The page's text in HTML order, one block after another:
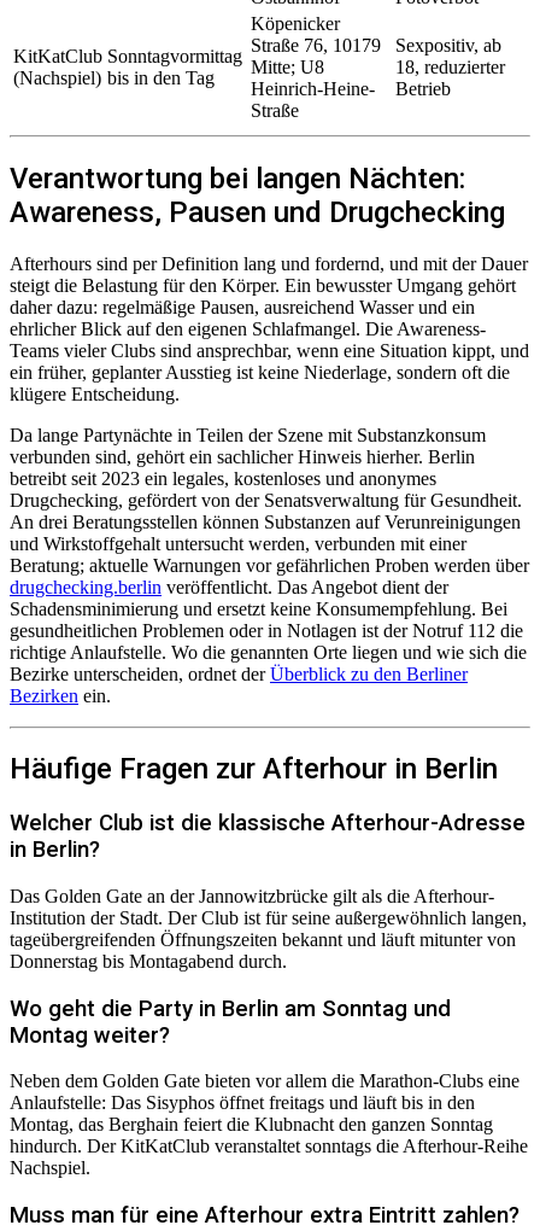
KitKatClub
(Nachspiel)
Sonntagvormittag
bis in den Tag
Köpenicker
Straße 76, 10179
Mitte; U8
Heinrich-Heine-
Straße
Sexpositiv, ab
18, reduzierter
Betrieb
Verantwortung bei langen Nächten:
Awareness, Pausen und Drugchecking
Afterhours sind per Definition lang und fordernd, und mit der Dauer
steigt die Belastung für den Körper. Ein bewusster Umgang gehört
daher dazu: regelmäßige Pausen, ausreichend Wasser und ein
ehrlicher Blick auf den eigenen Schlafmangel. Die Awareness-
Teams vieler Clubs sind ansprechbar, wenn eine Situation kippt, und
ein früher, geplanter Ausstieg ist keine Niederlage, sondern oft die
klügere Entscheidung.
Da lange Partynächte in Teilen der Szene mit Substanzkonsum
verbunden sind, gehört ein sachlicher Hinweis hierher. Berlin
betreibt seit 2023 ein legales, kostenloses und anonymes
Drugchecking, gefördert von der Senatsverwaltung für Gesundheit.
An drei Beratungsstellen können Substanzen auf Verunreinigungen
und Wirkstoffgehalt untersucht werden, verbunden mit einer
Beratung; aktuelle Warnungen vor gefährlichen Proben werden über
drugchecking.berlin veröffentlicht. Das Angebot dient der
Schadensminimierung und ersetzt keine Konsumempfehlung. Bei
gesundheitlichen Problemen oder in Notlagen ist der Notruf 112 die
richtige Anlaufstelle. Wo die genannten Orte liegen und wie sich die
Bezirke unterscheiden, ordnet derÜberblick zu den Berliner
Bezirken ein.
Häufige Fragen zur Afterhour in Berlin
Welcher Club ist die klassische Afterhour-Adresse
in Berlin?
Das Golden Gate an der Jannowitzbrücke gilt als die Afterhour-
Institution der Stadt. Der Club ist für seine außergewöhnlich langen,
tageübergreifenden Öffnungszeiten bekannt und läuft mitunter von
Donnerstag bis Montagabend durch.
Wo geht die Party in Berlin am Sonntag und
Montag weiter?
Neben dem Golden Gate bieten vor allem die Marathon-Clubs eine
Anlaufstelle: Das Sisyphos öffnet freitags und läuft bis in den
Montag, das Berghain feiert die Klubnacht den ganzen Sonntag
hindurch. Der KitKatClub veranstaltet sonntags die Afterhour-Reihe
Nachspiel.
Muss man für eine Afterhour extra Eintritt zahlen?